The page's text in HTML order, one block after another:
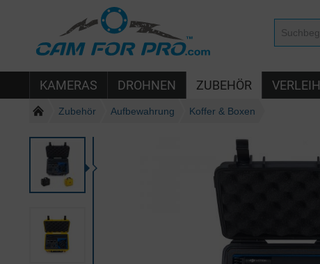
KAMERAS DROHNEN ZUBEHÖR VERLEIH
Zubehör Aufbewahrung Koffer & Boxen